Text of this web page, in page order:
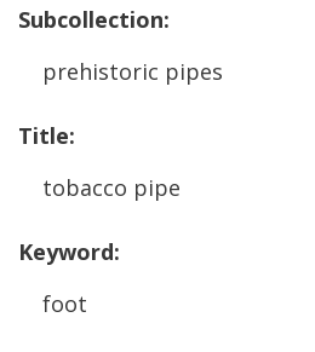
Subcollection:
prehistoric pipes
Title:
tobacco pipe
Keyword:
foot